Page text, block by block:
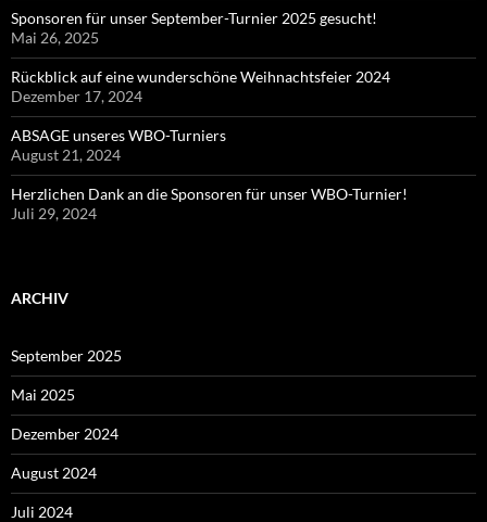
Sponsoren für unser September-Turnier 2025 gesucht!
Mai 26, 2025
Rückblick auf eine wunderschöne Weihnachtsfeier 2024
Dezember 17, 2024
ABSAGE unseres WBO-Turniers
August 21, 2024
Herzlichen Dank an die Sponsoren für unser WBO-Turnier!
Juli 29, 2024
ARCHIV
September 2025
Mai 2025
Dezember 2024
August 2024
Juli 2024